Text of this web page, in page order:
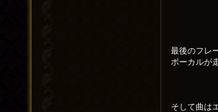
最後のフレ
ボーカルが
そして曲は